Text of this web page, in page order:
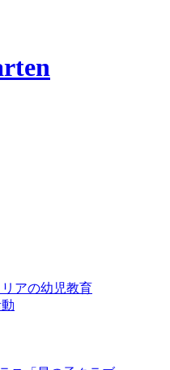
アの幼児教育